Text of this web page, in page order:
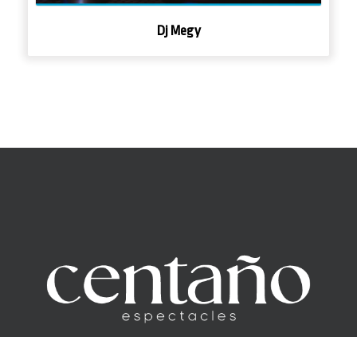
Dj Megy